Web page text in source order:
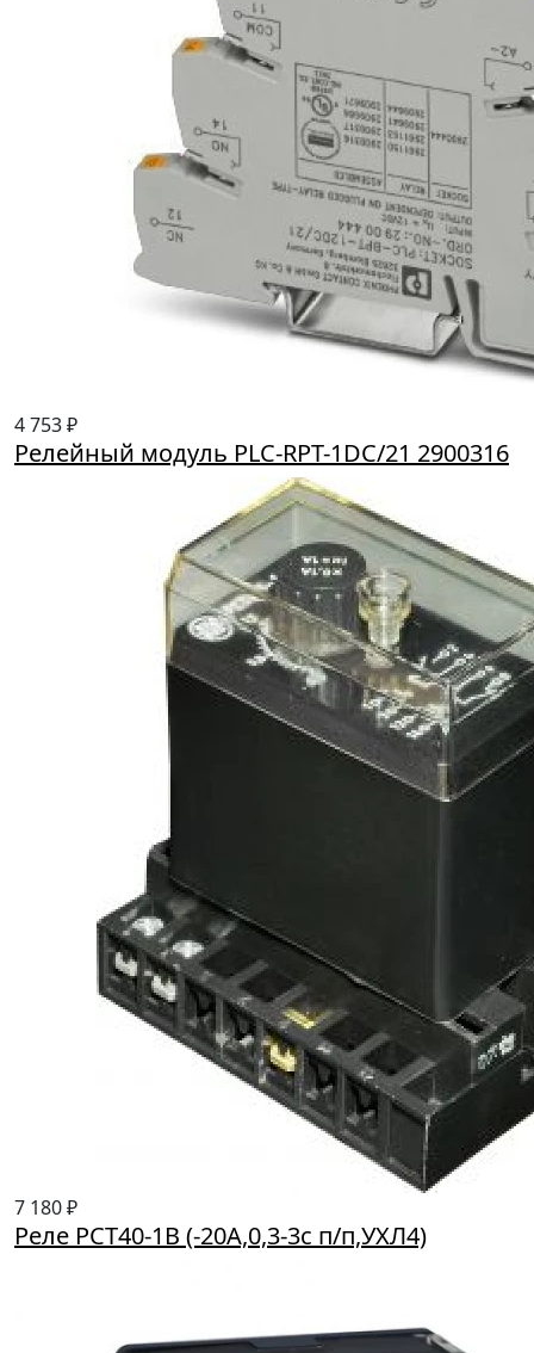
4 753 ₽
Релейный модуль PLC-RPT-1DC/21 2900316
7 180 ₽
Реле PCT40-1B (-20A,0,3-3c п/п,УХЛ4)